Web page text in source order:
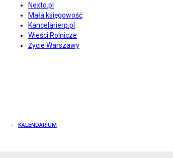
Nexto.pl
Mała księgowość
Kancelarierp.pl
Wieści Rolnicze
Życie Warszawy
KALENDARIUM